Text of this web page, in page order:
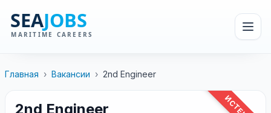
Главная › Вакансии › 2nd Engineer
2nd Engineer